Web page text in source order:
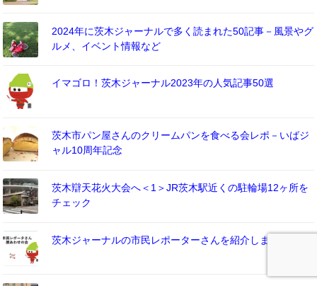
2024年に茨木ジャーナルで多く読まれた50記事－風景やグ
ルメ、イベント情報など
イマゴロ！茨木ジャーナル2023年の人気記事50選
茨木市パン屋さんのクリームパンを食べる会レポ－いばジ
ャル10周年記念
茨木辯天花火大会へ＜1＞JR茨木駅近くの駐輪場12ヶ所を
チェック
茨木ジャーナルの市民レポーターさんを紹介します。